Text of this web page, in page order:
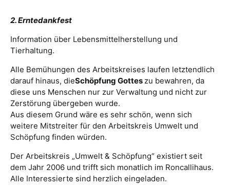
2. Erntedankfest
Information über Lebensmittelherstellung und
Tierhaltung.
Alle Bemühungen des Arbeitskreises laufen letztendlich
darauf hinaus, dieSchöpfung Gottes zu bewahren, da
diese uns Menschen nur zur Verwaltung und nicht zur
Zerstörung übergeben wurde.
Aus diesem Grund wäre es sehr schön, wenn sich
weitere Mitstreiter für den Arbeitskreis Umwelt und
Schöpfung finden würden.
Der Arbeitskreis „Umwelt & Schöpfung“ existiert seit
dem Jahr 2006 und trifft sich monatlich im Roncallihaus.
Alle Interessierte sind herzlich eingeladen.